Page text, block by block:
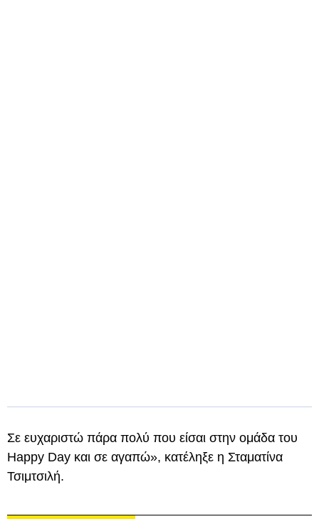
Σε ευχαριστώ πάρα πολύ που είσαι στην ομάδα του
Happy Day και σε αγαπώ», κατέληξε η Σταματίνα
Τσιμτσιλή.